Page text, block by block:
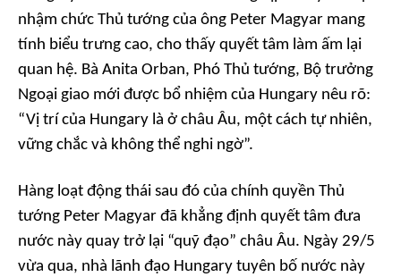
nhậm chức Thủ tướng của ông Peter Magyar mang
tính biểu trưng cao, cho thấy quyết tâm làm ấm lại
quan hệ. Bà Anita Orban, Phó Thủ tướng, Bộ trưởng
Ngoại giao mới được bổ nhiệm của Hungary nêu rõ:
“Vị trí của Hungary là ở châu Âu, một cách tự nhiên,
vững chắc và không thể nghi ngờ”.
Hàng loạt động thái sau đó của chính quyền Thủ
tướng Peter Magyar đã khẳng định quyết tâm đưa
nước này quay trở lại “quỹ đạo” châu Âu. Ngày 29/5
vừa qua, nhà lãnh đạo Hungary tuyên bố nước này